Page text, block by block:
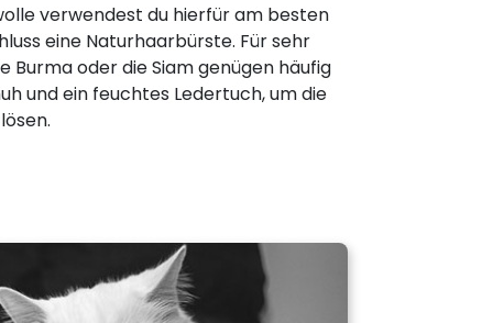
verwendest du hierfür am besten
eine Naturhaarbürste. Für sehr
Burma oder die Siam genügen häufig
und ein feuchtes Ledertuch, um die